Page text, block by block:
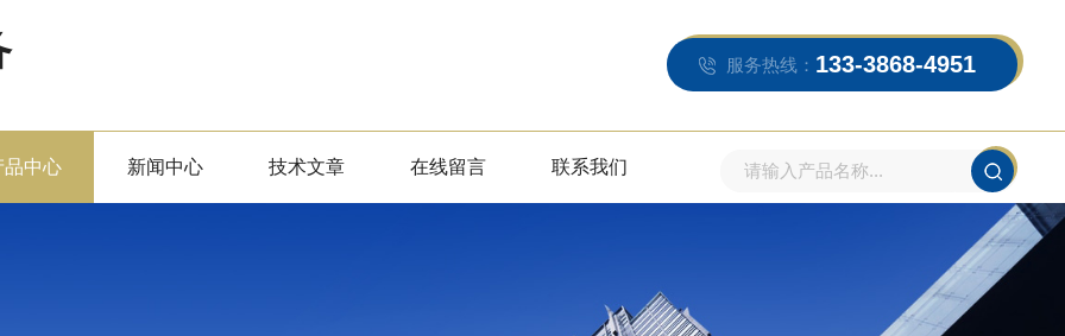
服务热线： 133-3868-4951
品中心 新闻中心 技术文章 在线留言 联系我们